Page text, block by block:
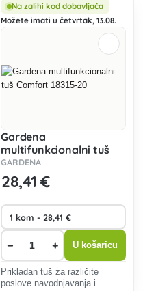
Na zalihi kod dobavljača
Možete imati u četvrtak, 13.08.
Gardena
multifunkcionalni tuš
Comfort 18315-20
GARDENA
28,41 €
− + U košaricu
Prikladan tuš za različite
poslove navodnjavanja i